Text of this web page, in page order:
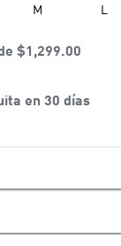
M L
$1,299.00
en 30 días